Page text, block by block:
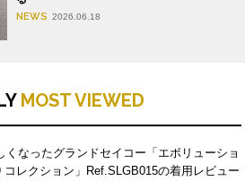
NEWS 2026.06.18
MOST VIEWED
くなったグランドセイコー「エボリューショ
コレクション」Ref.SLGB015の着用レビュー